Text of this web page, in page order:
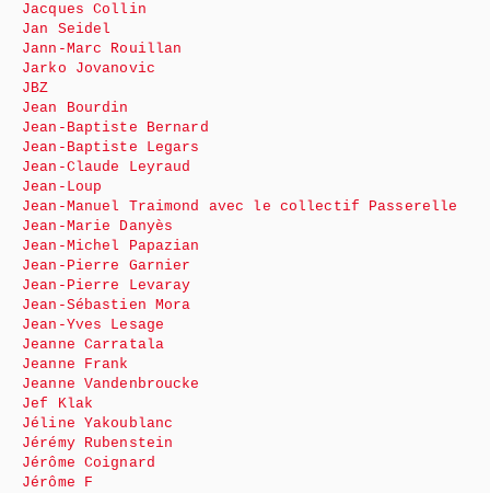
Jacques Collin
Jan Seidel
Jann-Marc Rouillan
Jarko Jovanovic
JBZ
Jean Bourdin
Jean-Baptiste Bernard
Jean-Baptiste Legars
Jean-Claude Leyraud
Jean-Loup
Jean-Manuel Traimond avec le collectif Passerelle
Jean-Marie Danyès
Jean-Michel Papazian
Jean-Pierre Garnier
Jean-Pierre Levaray
Jean-Sébastien Mora
Jean-Yves Lesage
Jeanne Carratala
Jeanne Frank
Jeanne Vandenbroucke
Jef Klak
Jéline Yakoublanc
Jérémy Rubenstein
Jérôme Coignard
Jérôme F